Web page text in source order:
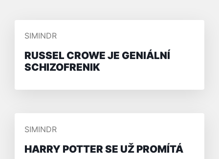
PŘIDAL/A
SIMINDR
RUSSEL CROWE JE GENIÁLNÍ
SCHIZOFRENIK
PŘIDAL/A
SIMINDR
HARRY POTTER SE UŽ PROMÍTÁ